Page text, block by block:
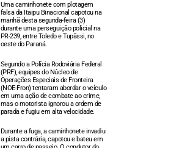
Uma caminhonete com plotagem
falsa da Itaipu Binacional capotou na
manhã desta segunda-feira (3)
durante uma perseguição policial na
PR-239, entre Toledo e Tupãssi, no
oeste do Paraná.
Segundo a Polícia Rodoviária Federal
(PRF), equipes do Núcleo de
Operações Especiais de Fronteira
(NOE-Fron) tentaram abordar o veículo
em uma ação de combate ao crime,
mas o motorista ignorou a ordem de
parada e fugiu em alta velocidade.
Durante a fuga, a caminhonete invadiu
a pista contrária, capotou e bateu em